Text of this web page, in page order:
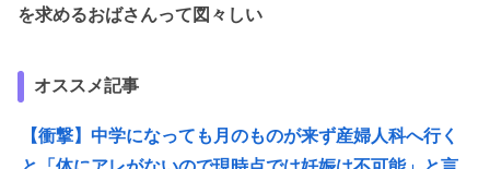
を求めるおばさんって図々しい
オススメ記事
【衝撃】中学になっても月のものが来ず産婦人科へ行く